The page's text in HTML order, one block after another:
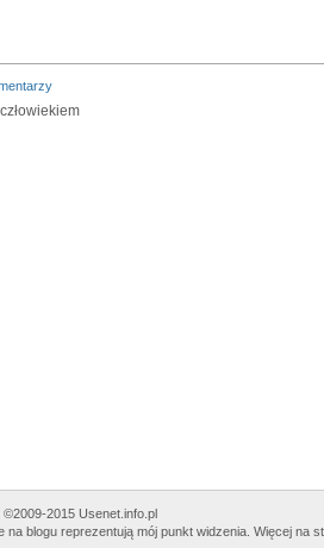
©2009-2015 Usenet.info.pl
na blogu reprezentują mój punkt widzenia. Więcej na